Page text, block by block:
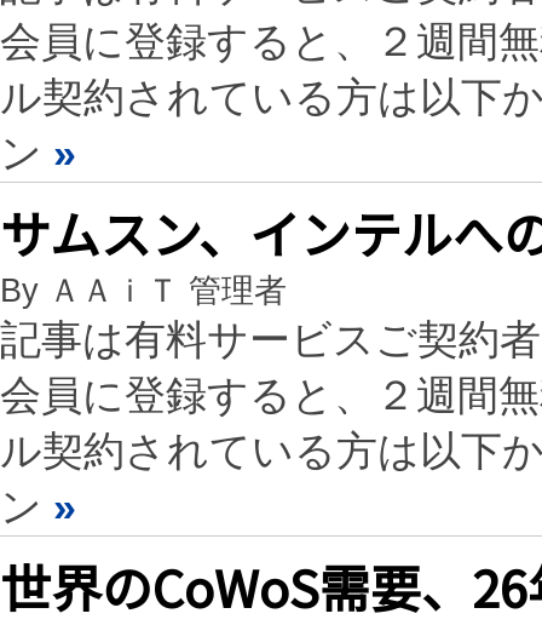
会員に登録すると、２週間
ル契約されている方は以下
ン »
サムスン、インテルへ
By ＡＡｉＴ 管理者
記事は有料サービスご契約
会員に登録すると、２週間
ル契約されている方は以下
ン »
世界のCoWoS需要、